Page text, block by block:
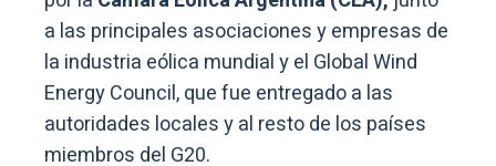
a las principales asociaciones y empresas de
la industria eólica mundial y el Global Wind
Energy Council, que fue entregado a las
autoridades locales y al resto de los países
miembros del G20.